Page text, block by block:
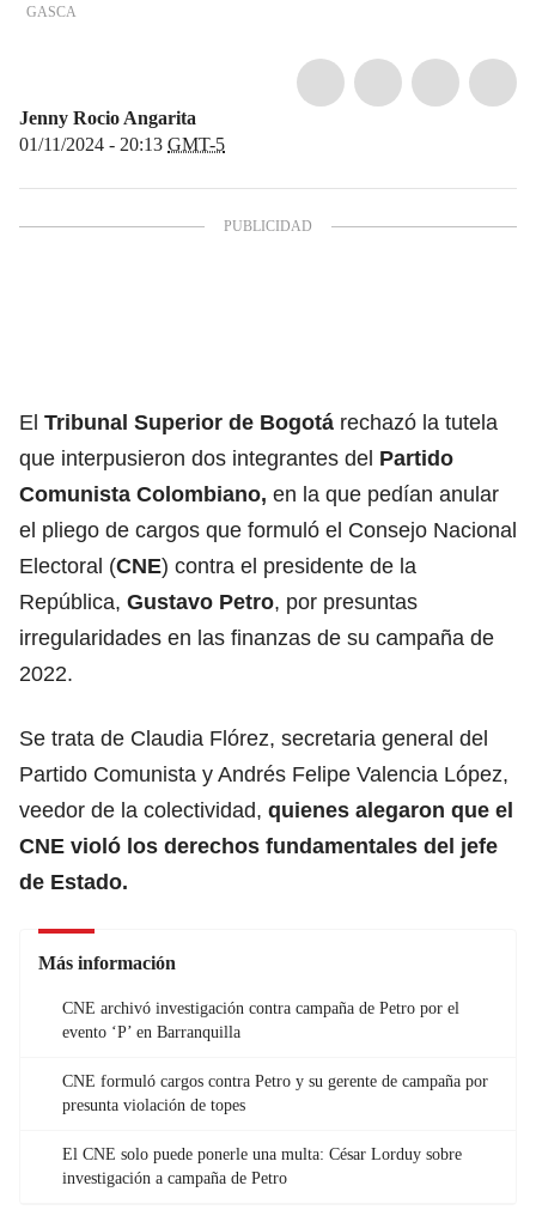
GASCA
Jenny Rocio Angarita
01/11/2024 - 20:13 GMT-5
El Tribunal Superior de Bogotá rechazó la tutela
que interpusieron dos integrantes del Partido
Comunista Colombiano, en la que pedían anular
el pliego de cargos que formuló el Consejo Nacional
Electoral (CNE) contra el presidente de la
República, Gustavo Petro, por presuntas
irregularidades en las finanzas de su campaña de
2022.
Se trata de Claudia Flórez, secretaria general del
Partido Comunista y Andrés Felipe Valencia López,
veedor de la colectividad, quienes alegaron que el
CNE violó los derechos fundamentales del jefe
de Estado.
Más información
CNE archivó investigación contra campaña de Petro por el
evento ‘P’ en Barranquilla
CNE formuló cargos contra Petro y su gerente de campaña por
presunta violación de topes
El CNE solo puede ponerle una multa: César Lorduy sobre
investigación a campaña de Petro